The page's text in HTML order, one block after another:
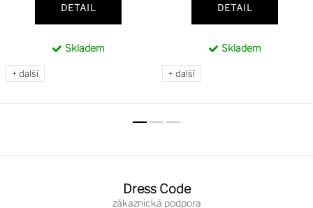
DETAIL
Skladem
+ další
DETAIL
Skladem
+ další
Dress Code